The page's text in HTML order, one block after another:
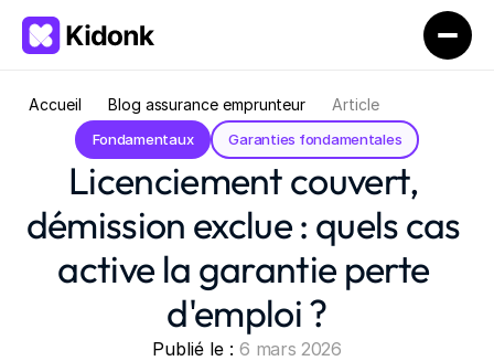
Accueil Blog assurance emprunteur Article
Fondamentaux Garanties fondamentales
Licenciement couvert,
démission exclue : quels cas
active la garantie perte
d'emploi ?
Publié le : 6 mars 2026